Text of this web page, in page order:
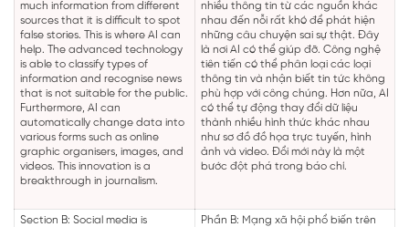
much information from different
sources that it is difficult to spot
false stories. This is where AI can
help. The advanced technology
is able to classify types of
information and recognise news
that is not suitable for the public.
Furthermore, AI can
automatically change data into
various forms such as online
graphic organisers, images, and
videos. This innovation is a
breakthrough in journalism.
nhiều thông tin từ các nguồn khác
nhau đến nỗi rất khó để phát hiện
những câu chuyện sai sự thật. Đây
là nơi AI có thể giúp đỡ. Công nghệ
tiên tiến có thể phân loại các loại
thông tin và nhận biết tin tức không
phù hợp với công chúng. Hơn nữa, AI
có thể tự động thay đổi dữ liệu
thành nhiều hình thức khác nhau
như sơ đồ đồ họa trực tuyến, hình
ảnh và video. Đổi mới này là một
bước đột phá trong báo chí.
Section B: Social media is
Phần B: Mạng xã hội phổ biến trên